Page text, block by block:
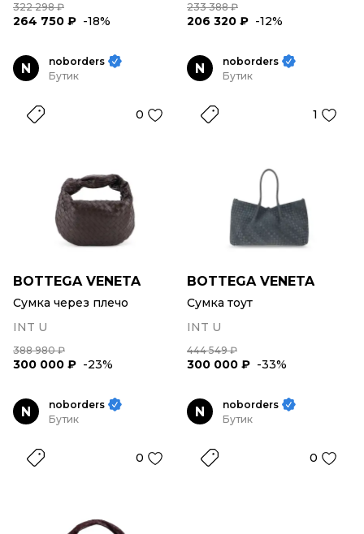
322 298 ₽
264 750 ₽ -18%
233 388 ₽
206 320 ₽ -12%
N
noborders
Бутик
0
BOTTEGA VENETA
Сумка через плечо
INT U
388 980 ₽
300 000 ₽ -23%
N
noborders
Бутик
1
BOTTEGA VENETA
Сумка тоут
INT U
444 549 ₽
300 000 ₽ -33%
N
noborders
Бутик
0
N
noborders
Бутик
0